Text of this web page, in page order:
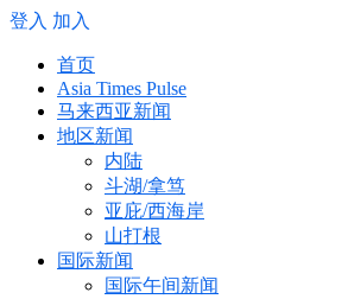
登入 加入
首页
Asia Times Pulse
马来西亚新闻
地区新闻
内陆
斗湖/拿笃
亚庇/西海岸
山打根
国际新闻
国际午间新闻